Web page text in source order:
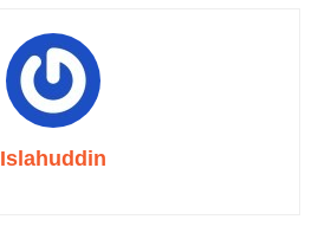
Islahuddin